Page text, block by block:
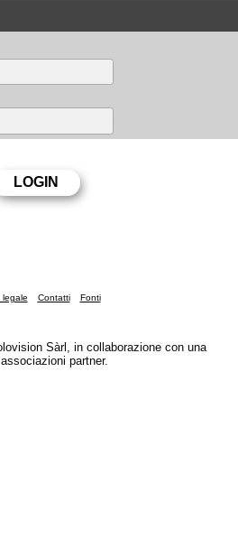
legale Contatti Fonti
Sàrl, in collaborazione con una
partner.